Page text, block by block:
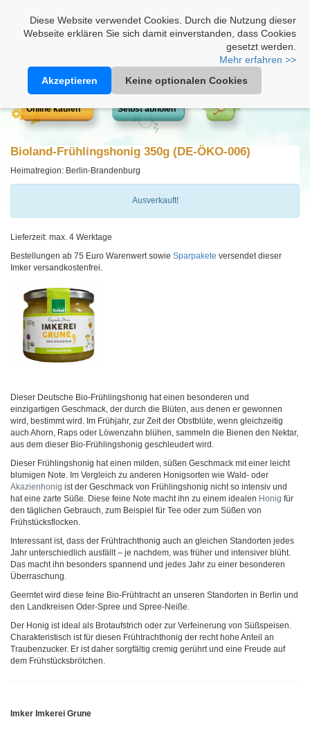
Diese Website verwendet Cookies. Durch die Nutzung dieser
Webseite erklären Sie sich damit einverstanden, dass Cookies
gesetzt werden.
Mehr erfahren >>
Akzeptieren
Keine optionalen Cookies
Online kaufen Selbst abholen
Bioland-Frühlingshonig 350g (DE-ÖKO-006)
Heimatregion: Berlin-Brandenburg
Ausverkauft!
Lieferzeit: max. 4 Werktage
Bestellungen ab 75 Euro Warenwert sowie Sparpakete versendet dieser
Imker versandkostenfrei.
Dieser Deutsche Bio-Frühlingshonig hat einen besonderen und
einzigartigen Geschmack, der durch die Blüten, aus denen er gewonnen
wird, bestimmt wird. Im Frühjahr, zur Zeit der Obstblüte, wenn gleichzeitig
auch Ahorn, Raps oder Löwenzahn blühen, sammeln die Bienen den Nektar,
aus dem dieser Bio-Frühlingshonig geschleudert wird.
Dieser Frühlingshonig hat einen milden, süßen Geschmack mit einer leicht
blumigen Note. Im Vergleich zu anderen Honigsorten wie Wald- oder
Akazienhonig ist der Geschmack von Frühlingshonig nicht so intensiv und
hat eine zarte Süße. Diese feine Note macht ihn zu einem idealen Honig für
den täglichen Gebrauch, zum Beispiel für Tee oder zum Süßen von
Frühstücksflocken.
Interessant ist, dass der Frühtrachthonig auch an gleichen Standorten jedes
Jahr unterschiedlich ausfällt – je nachdem, was früher und intensiver blüht.
Das macht ihn besonders spannend und jedes Jahr zu einer besonderen
Überraschung.
Geerntet wird diese feine Bio-Frühtracht an unseren Standorten in Berlin und
den Landkreisen Oder-Spree und Spree-Neiße.
Der Honig ist ideal als Brotaufstrich oder zur Verfeinerung von Süßspeisen.
Charakteristisch ist für diesen Frühtrachthonig der recht hohe Anteil an
Traubenzucker. Er ist daher sorgfältig cremig gerührt und eine Freude auf
dem Frühstücksbrötchen.
Imker Imkerei Grune